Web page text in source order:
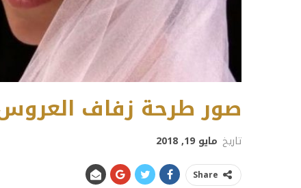
صور طرحة زفاف
تاريخ مايو 19, 2018
Share